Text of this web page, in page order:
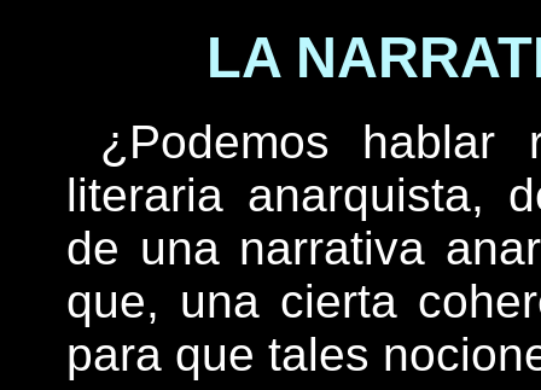
LA
¿Podemos hablar
literaria anarquista,
de una narrativa
que, una cierta
para que tales